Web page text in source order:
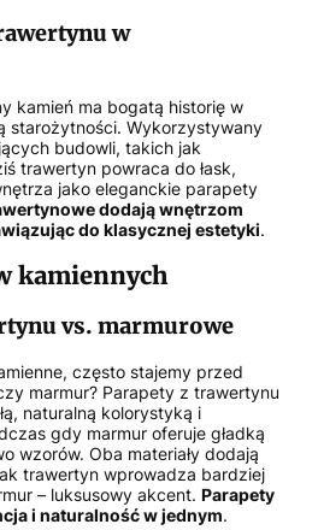
w
kamień ma bogatą historię w
starożytności. Wykorzystywany
budowli, takich jak
trawertyn powraca do łask,
jako eleganckie parapety
dodają wnętrzom
do klasycznej estetyki.
kamiennych
vs. marmurowe
często stajemy przed
marmur? Parapety z trawertynu
naturalną kolorystyką i
gdy marmur oferuje gładką
wzorów. Oba materiały dodają
trawertyn wprowadza bardziej
– luksusowy akcent. Parapety
i naturalność w jednym.